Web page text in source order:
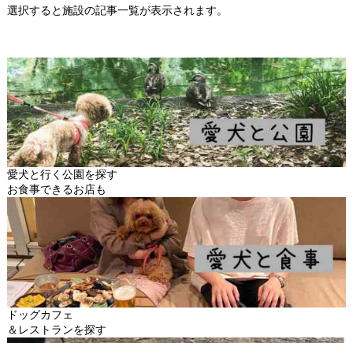
選択すると施設の記事一覧が表示されます。
愛犬と行く公園を探す
お食事できるお店も
ドッグカフェ
＆レストランを探す